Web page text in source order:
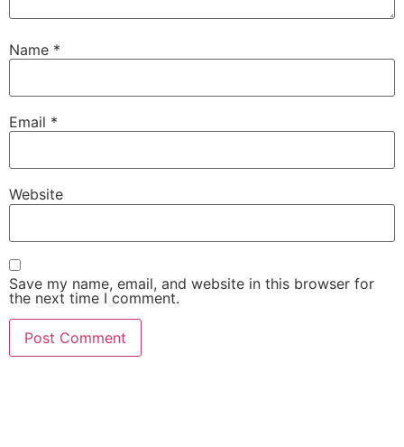
Name *
Email *
Website
Save my name, email, and website in this browser for
the next time I comment.